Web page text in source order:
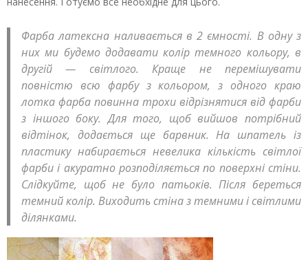
Фарба латексна наливається в 2 ємності. В одну з
них ми будемо додавати колір темного кольору, в
другій — світлого. Краще не перемішувати
повністю всю фарбу з кольором, з одного краю
лотка фарба повинна трохи відрізнятися від фарби
з іншого боку. Для того, щоб вийшов потрібний
відтінок, додається ще барвник. На шпатель із
пластику набирається невелика кількість світлої
фарби і акуратно розподіляється по поверхні стіни.
Слідкуйте, щоб не було патьоків. Після береться
темний колір. Виходить стіна з темними і світлими
ділянками.